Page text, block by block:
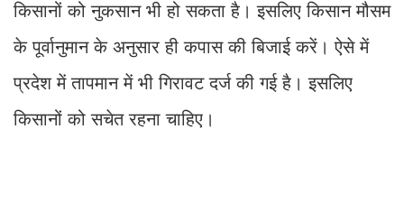
किसानों को नुकसान भी हो सकता है। इसलिए किसान मौसम
के पूर्वानुमान के अनुसार ही कपास की बिजाई करें। ऐसे में
प्रदेश में तापमान में भी गिरावट दर्ज की गई है। इसलिए
किसानों को सचेत रहना चाहिए।